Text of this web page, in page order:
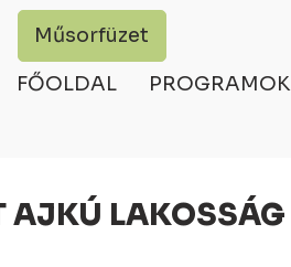
Műsorfüzet
FŐOLDAL PROGRAMOK